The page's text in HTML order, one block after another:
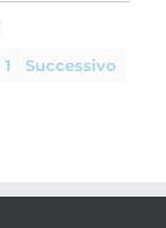
1 Successivo